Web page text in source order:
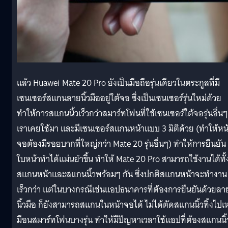
แล้ว Huawei Mate 20 Pro ยังเป็นมือถือรุ่นเดียวในตระกูลที่มี
เซนเซอร์สแกนลายนิ้วมืออยู่ใต้จอ ซึ่งเป็นเซนเซอร์รุ่นใหม่ด้วย
ทำให้การสแกนนิ้วเร็วกว่าสมาร์ทโฟนที่ใช้เซนเซอร์ใต้จอรุ่นอื่น
เราเคยใช้มา และมีเซนเซอร์สแกนหน้าแบบ 3 มิติด้วย (ทำให้ห
จอต้องมีรอยบากที่ใหญ่กว่า Mate 20 รุ่นอื่นๆ) ทำให้การยืนยัน
ใบหน้าทำได้แม่นยำขึ้น ทำให้ Mate 20 Pro สามารถใช้งานได้ทั้
สแกนหน้าและสแกนนิ้วพร้อมๆ กัน ซึ่งปกติสแกนหน้าจะทำงาน
เร็วกว่า แต่ในบางกรณีเช่นแอปธนาคารที่ต้องการยืนยันด้วยล
นิ้วมือ ก็ยังสามารถสแกนในหน้าจอได้ ไม่ได้ตัดสแกนนิ้วทิ้งไปเ
มือนสมาร์ทโฟนบางรุ่น ทำให้มีปัญหาเวลาใช้แอปที่ต้องสแกน